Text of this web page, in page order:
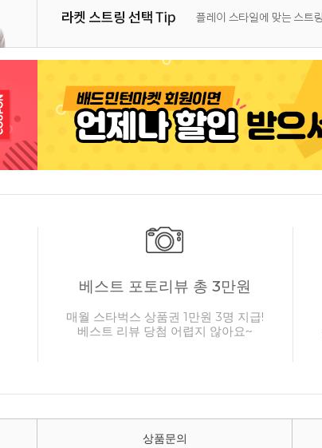
베스트 포토리뷰 총 3만원
매월 스타벅스 상품권 1만원 3명 지급!
베스트 리뷰 당첨 어렵지 않아요~
상품문의